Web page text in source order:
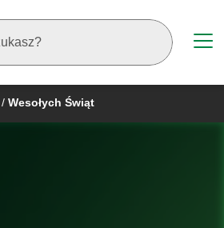
/ Wesołych Świąt